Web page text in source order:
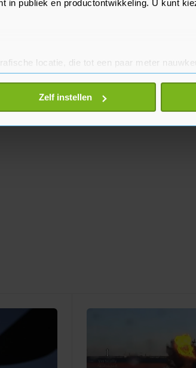
in publiek en productontwikkeling. U kunt
locatie, die tot een paar meter
te scannen op specifieke eigenschappen
worden verwerkt en stel uw voorkeuren in
in de Cookieverklaring.
Zelf instellen